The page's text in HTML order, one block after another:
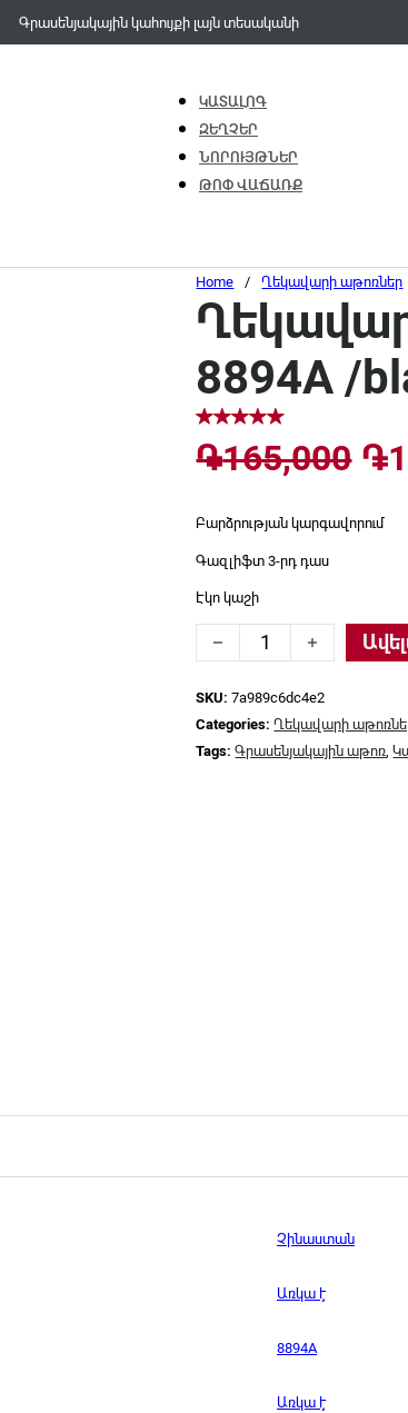
Գրասենյակային կահույքի լայն տեսականի
ԿԱՏԱԼՈԳ
ԶԵՂՉԵՐ
ՆՈՐՈՒՅԹՆԵՐ
ԹՈՓ ՎԱՃԱՌՔ
Home / Ղեկավարի աթոռներ
8894A /
֏165,000 ֏
Բարձրության կարգավորում
Գազլիֆտ 3-րդ դաս
Էկո կաշի
Ղեկավարի աթոռ
SKU:7a989c6dc4e2
Categories:Ղեկավարի
Tags:Գրասենյակային աթոռ ,
Չինաստան
Առկա է
8894A
Առկա է